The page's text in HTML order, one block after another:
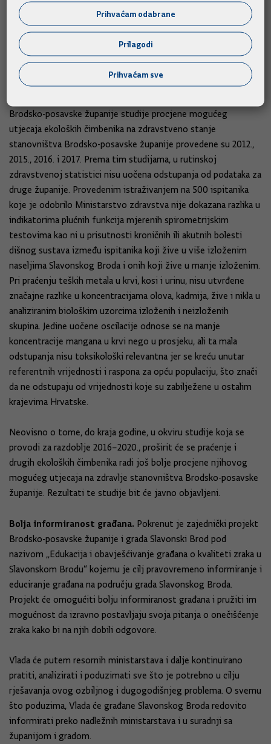
Hercegovine na području zaštite okoliša. Ta se modernizacija
poglavito odnosi na dijelove postrojenja koji su mogući izvori
onečišćenja zraka, prije svega emisija sumporovodika, plina
koji se dovodi u vezu s narušavanjem kvalitete zraka na
području Slavonskog Broda i okolice.
Brodsko-posavske županije studije procjene mogućeg
utjecaja ekoloških čimbenika na zdravstveno stanje
stanovništva Brodsko-posavske županije provedene su 2012.,
2015., 2016. i 2017. Prema tim studijama, u rutinskoj
zdravstvenoj statistici nisu uočena odstupanja od podataka za
druge županije. Provedenim istraživanjem na 500 ispitanika
koje je odobrilo Ministarstvo zdravstva nije dokazana razlika u
indikatorima plućnih funkcija mjerenih spirometrijskim
testovima kao ni u prisutnosti kroničnih ili akutnih bolesti
dišnog sustava između ispitanika koji žive u više izloženim
naseljima Slavonskog Broda i onih koji žive u manje izloženim.
Pri praćenju teških metala u krvi, kosi i urinu, nisu utvrđene
značajne razlike u koncentracijama olova, kadmija, žive i nikla u
analiziranim biološkim uzorcima izloženih i neizloženih
skupina. Jedine uočene oscilacije odnose se na manje
koncentracije mangana u krvi nego u prosjeku, ali ta mala
odstupanja nisu toksikološki relevantna jer se kreću unutar
referentnih vrijednosti i raspona za opću populaciju, što znači
da ne odstupaju od vrijednosti koje su zabilježene u ostalim
krajevima Hrvatske.
Neovisno o tome, do kraja godine, u okviru studije koja se
provodi za razdoblje 2016–2020., proširit će se praćenje i
drugih ekoloških čimbenika radi još bolje procjene njihovog
mogućeg utjecaja na zdravlje stanovništva Brodsko-posavske
županije. Rezultati te studije bit će javno objavljeni.
Bolja informiranost građana. Pokrenut je zajednički projekt
Brodsko-posavske županije i grada Slavonski Brod pod
nazivom ,,Edukacija i obavješćivanje građana o kvaliteti zraka u
Slavonskom Brodu“ kojemu je cilj pravovremeno informiranje i
educiranje građana na području grada Slavonskog Broda.
Projekt će omogućiti bolju informiranost građana i pružiti im
mogućnost da izravno postavljaju svoja pitanja o onečišćenje
zraka kako bi na njih dobili odgovore.
Vlada će putem resornih ministarstava i dalje kontinuirano
pratiti, analizirati i poduzimati sve što je potrebno u cilju
rješavanja ovog ozbiljnog i dugogodišnjeg problema. O svemu
što poduzima, Vlada će građane Slavonskog Broda redovito
informirati preko nadležnih ministarstava i u suradnji sa
županijom i gradom.
Prihvaćam odabrane
Prilagodi
Prihvaćam sve